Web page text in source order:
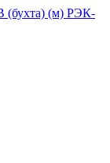
(бухта) (м) РЭК-